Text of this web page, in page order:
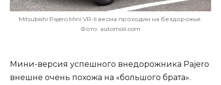
Mitsubishi Pajero Mini VR-II весма проходим на бездорожье.
Фото: automoli.com
Мини-версия успешного внедорожника Pajero
внешне очень похожа на «большого брата».